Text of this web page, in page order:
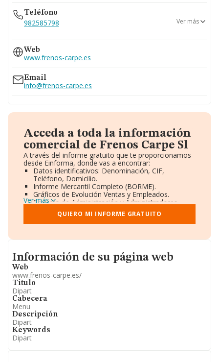
Teléfono
982585798
982586353
982242208
Ver más
Web
www.frenos-carpe.es
Email
info@frenos-carpe.es
Acceda a toda la información
comercial de Frenos Carpe Sl
A través del informe gratuito que te proporcionamos
desde Einforma, donde vas a encontrar:
Datos identificativos: Denominación, CIF,
Teléfono, Domicilio.
Informe Mercantil Completo (BORME).
Gráficos de Evolución Ventas y Empleados.
Consejo de Administración y Administradores.
Directivos y Ejecutivos.
Accionistas.
Participaciones y Vinculaciones en otras empresas.
Información oficial y registral complementaria.
Ver más
QUIERO MI INFORME GRATUITO
Informacion de su página web
Información de su página web
Web
www.frenos-carpe.es/
Titulo
Dipart
Cabecera
Menu
Descripción
Dipart
Keywords
Dipart